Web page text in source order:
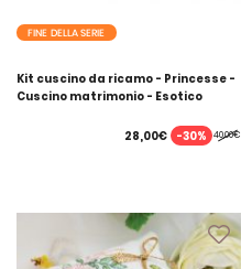
FINE DELLA SERIE
Kit cuscino da ricamo - Princesse -
Cuscino matrimonio - Esotico
40,00€
28,00€ -30%